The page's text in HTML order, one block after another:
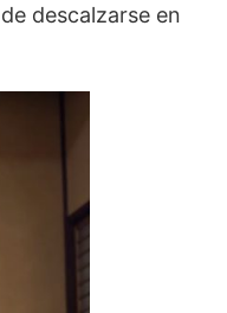
descalzarse en